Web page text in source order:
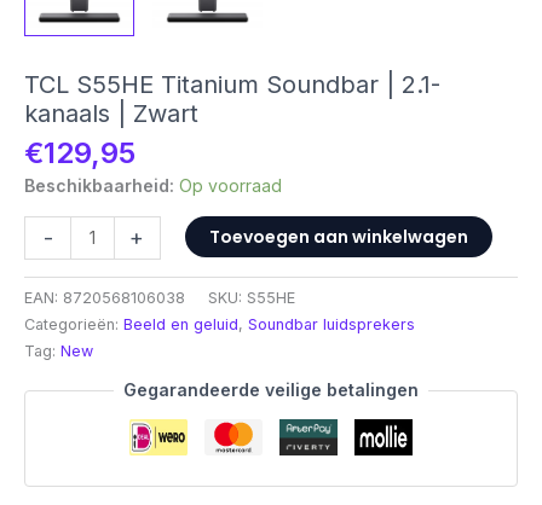
TCL S55HE Titanium Soundbar | 2.1-
kanaals | Zwart
€129,95
Beschikbaarheid: Op voorraad
-
S55HE
Titanium
Soundbar
|
2.1-
kanaals
+ Toevoegen aan winkelwagen
EAN: 8720568106038 SKU: S55HE
Categorieën: Beeld en geluid, Soundbar luidsprekers
Tag: New
Gegarandeerde veilige betalingen